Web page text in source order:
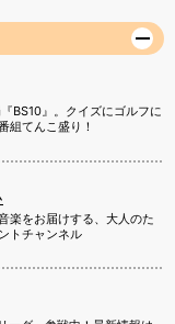
BS10』。クイズにゴルフに
組てんこ盛り！
楽をお届けする、大人のた
トチャンネル